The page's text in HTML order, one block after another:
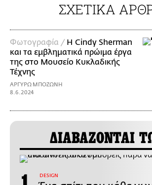
ΣΧΕΤΙΚΑ
Φωτογραφία / Η Cindy Sherman
και τα εμβληματικά πρώιμα έργα
της στο Μουσείο Κυκλαδικής
Τέχνης
ΑΡΓΥΡΩ ΜΠΟΖΩΝΗ
8.6.2024
ΔΙΑΒΑΖΟΝΤΑΙ
DESIGN